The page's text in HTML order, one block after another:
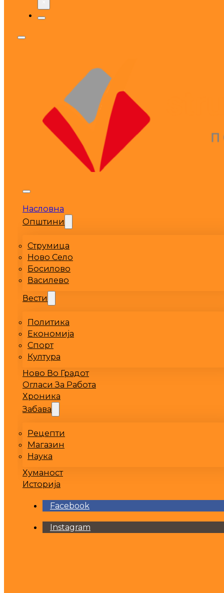
Насловна
Општини
Струмица
Ново Село
Босилово
Василево
Вести
Политика
Економија
Спорт
Култура
Ново Во Градот
Огласи За Работа
Хроника
Забава
Рецепти
Магазин
Наука
Хуманост
Историја
Facebook
Instagram